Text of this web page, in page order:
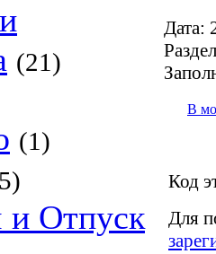
(21)
(1)
и Отпуск
Дата:
В
Код
Для